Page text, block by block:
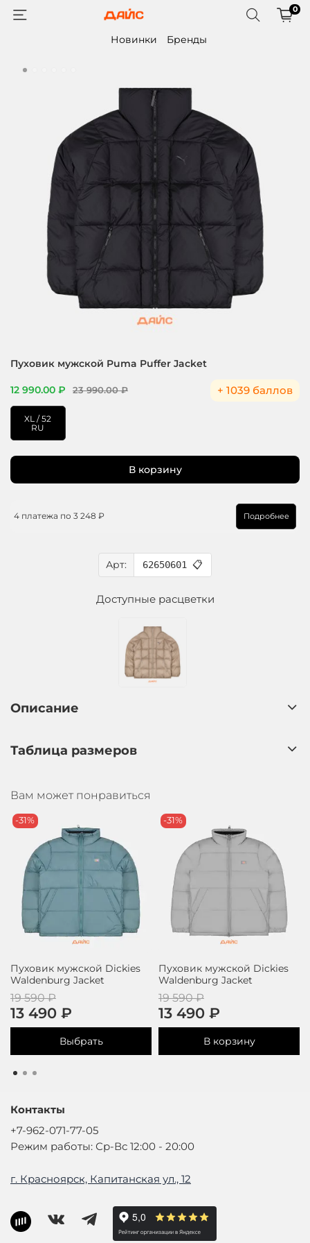
0
Новинки Бренды
Пуховик мужской Puma Puffer Jacket
12 990.00 ₽ 23 990.00 ₽ + 1039 баллов
Арт: 62650601 📋
В корзину
4 платежа по 3 248 ₽ Подробнее
XL / 52
RU
Доступные расцветки
Описание
Таблица размеров
Вам может понравиться
-31%
Пуховик мужской Dickies
Waldenburg Jacket
19 590 ₽
13 490 ₽
Выбрать
-31%
Пуховик мужской Dickies
Waldenburg Jacket
19 590 ₽
13 490 ₽
В корзину
Контакты
+7-962-071-77-05
Режим работы: Ср-Вс 12:00 - 20:00
г. Красноярск, Капитанская ул., 12